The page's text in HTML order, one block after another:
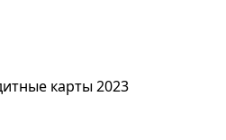
карты 2023